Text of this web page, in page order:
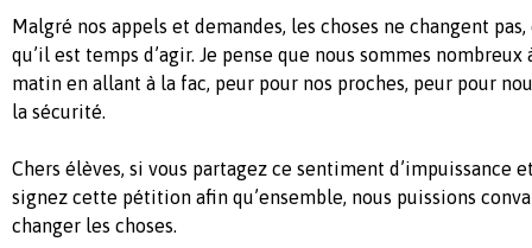
Malgré nos appels et demandes, les choses ne changent
qu’il est temps d’agir. Je pense que nous sommes
matin en allant à la fac, peur pour nos proches, peur pour
la sécurité.
Chers élèves, si vous partagez ce sentiment d’impuissance
signez cette pétition afin qu’ensemble, nous puissions
changer les choses.